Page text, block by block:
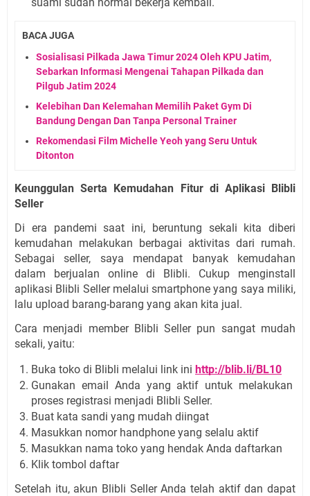
BACA JUGA
Sosialisasi Pilkada Jawa Timur 2024 Oleh KPU Jatim,
Sebarkan Informasi Mengenai Tahapan Pilkada dan
Pilgub Jatim 2024
Kelebihan Dan Kelemahan Memilih Paket Gym Di
Bandung Dengan Dan Tanpa Personal Trainer
Rekomendasi Film Michelle Yeoh yang Seru Untuk
Ditonton
Keunggulan Serta Kemudahan Fitur di Aplikasi Blibli
Seller
Di era pandemi saat ini, beruntung sekali kita diberi
kemudahan melakukan berbagai aktivitas dari rumah.
Sebagai seller, saya mendapat banyak kemudahan
dalam berjualan online di Blibli. Cukup menginstall
aplikasi Blibli Seller melalui smartphone yang saya miliki,
lalu upload barang-barang yang akan kita jual.
Cara menjadi member Blibli Seller pun sangat mudah
sekali, yaitu:
Buka toko di Blibli melalui link ini http://blib.li/BL10
Gunakan email Anda yang aktif untuk melakukan
proses registrasi menjadi Blibli Seller.
Buat kata sandi yang mudah diingat
Masukkan nomor handphone yang selalu aktif
Masukkan nama toko yang hendak Anda daftarkan
Klik tombol daftar
Setelah itu, akun Blibli Seller Anda telah aktif dan dapat